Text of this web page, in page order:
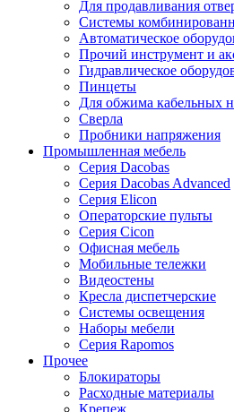
Для продавливания
Системы
Автоматическое
Прочий инструмент и
Гидравлическое
Пинцеты
Для обжима кабельных
Сверла
Пробники напряжения
Промышленная мебель
Серия Dacobas
Серия Dacobas Advanced
Серия Elicon
Операторские пульты
Серия Cicon
Офисная мебель
Мобильные тележки
Видеостены
Кресла диспетчерские
Системы освещения
Наборы мебели
Серия Rapomos
Прочее
Блокираторы
Расходные материалы
Крепеж